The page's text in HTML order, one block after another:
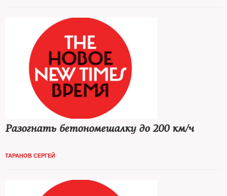
Разогнать бетономешалку до 200 км/ч
ТАРАНОВ СЕРГЕЙ